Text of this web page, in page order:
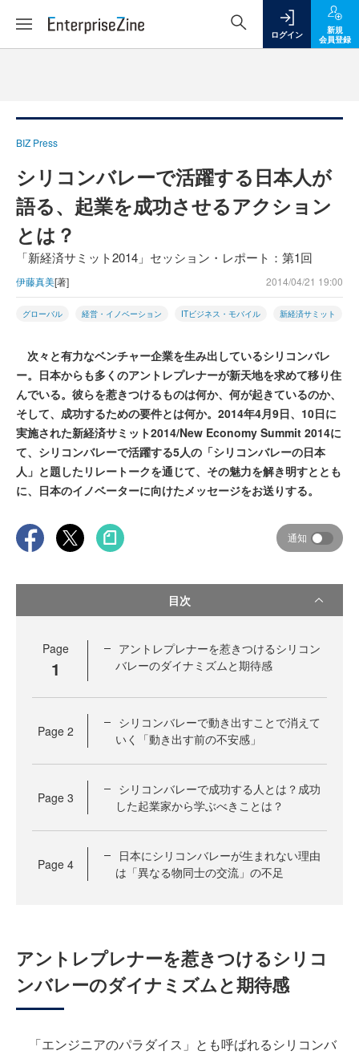
ログイン
新規
会員登録
BIZ Press
シリコンバレーで活躍する日本人が
語る、起業を成功させるアクション
とは？
「新経済サミット2014」セッション・レポート：第1回
伊藤真美[著] 2014/04/21 19:00
グローバル 経営・イノベーション ITビジネス・モバイル 新経済サミット
次々と有力なベンチャー企業を生み出しているシリコンバレ
ー。日本からも多くのアントレプレナーが新天地を求めて移り住
んでいる。彼らを惹きつけるものは何か、何が起きているのか、
そして、成功するための要件とは何か。2014年4月9日、10日に
実施された新経済サミット2014/New Economy Summit 2014に
て、シリコンバレーで活躍する5人の「シリコンバレーの日本
人」と題したリレートークを通じて、その魅力を解き明すととも
に、日本のイノベーターに向けたメッセージをお送りする。
通知
目次
Page
1
アントレプレナーを惹きつけるシリコン
バレーのダイナミズムと期待感
Page 2
シリコンバレーで動き出すことで消えて
いく「動き出す前の不安感」
Page 3
シリコンバレーで成功する人とは？成功
した起業家から学ぶべきことは？
Page 4
日本にシリコンバレーが生まれない理由
は「異なる物同士の交流」の不足
アントレプレナーを惹きつけるシリコ
ンバレーのダイナミズムと期待感
「エンジニアのパラダイス」とも呼ばれるシリコンバ